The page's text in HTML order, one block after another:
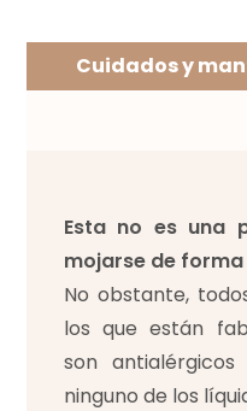
Cuidados y
Esta no es una
mojarse de
No obstante,
los que están
son
ninguno de los